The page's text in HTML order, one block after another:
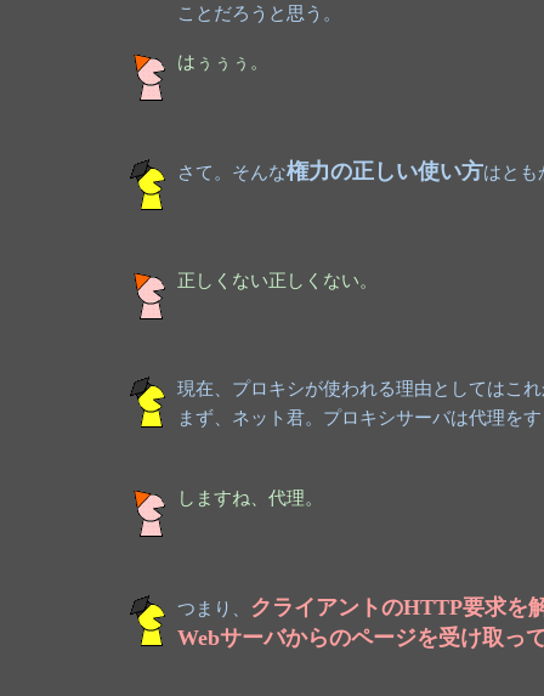
ことだろうと思う。
はぅぅぅ。
さて。そんな権力の正しい使い方はとも
正しくない正しくない。
現在、プロキシが使われる理由としてはこ
まず、ネット君。プロキシサーバは代理を
しますね、代理。
つまり、 クライアントのHTTP要求を
Webサーバからのページを受け取っ